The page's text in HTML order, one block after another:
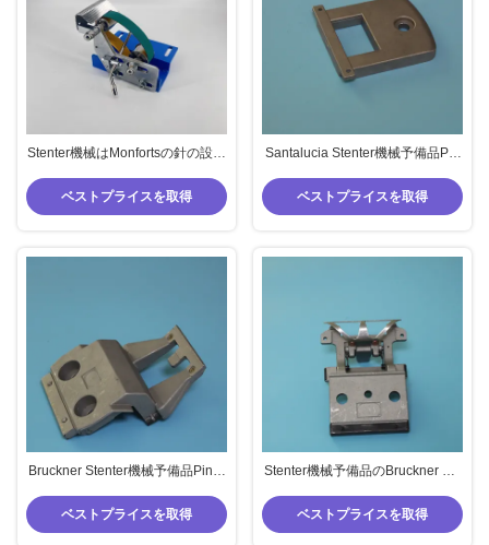
Stenter機械はMonfortsの針の設定
ベストプライスを取得
Santalucia Stenter機械予備品Pin
ベストプライスを取得
Bruckner Stenter機械予備品Pinの
ベストプライスを取得
Stenter機械予備品のBruckner Pin
材料を切る
ベストプライスを取得